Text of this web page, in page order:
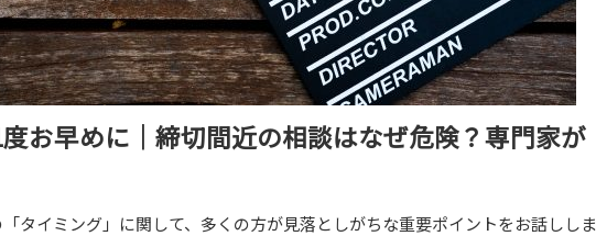
お早めに｜締切間近の相談はなぜ危険？専門家が
タイミング」に関して、多くの方が見落としがちな重要ポイントをお話ししま